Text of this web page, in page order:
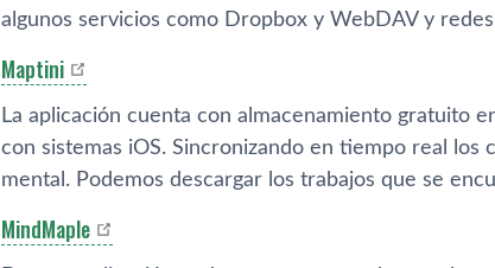
algunos servicios como Dropbox y WebDAV y redes
Maptini
La aplicación cuenta con almacenamiento gratuito
con sistemas iOS. Sincronizando en tiempo real los
mental. Podemos descargar los trabajos que se
MindMaple